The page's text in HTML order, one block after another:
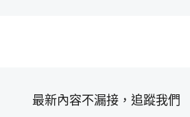
最新內容不漏接，追蹤我們